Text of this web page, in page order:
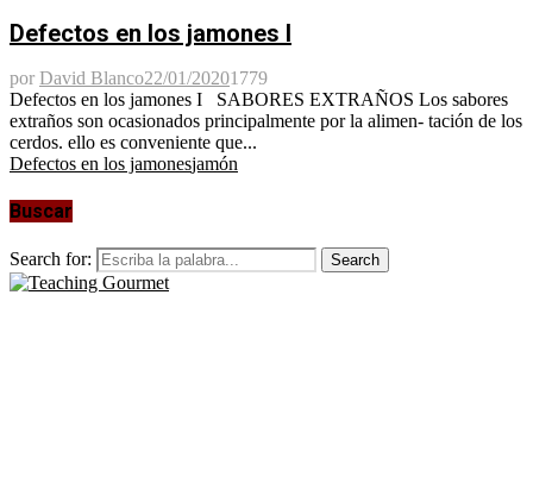
Defectos en los jamones I
por David Blanco22/01/20201779
Defectos en los jamones I SABORES EXTRAÑOS Los sabores
extraños son ocasionados principalmente por la alimen- tación de los
cerdos. ello es conveniente que...
Defectos en los jamonesjamón
Buscar
Search for: Search